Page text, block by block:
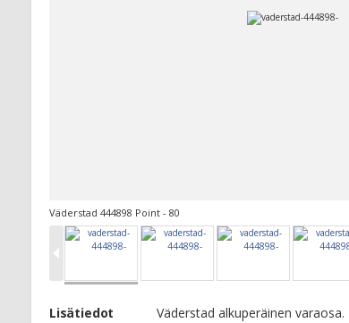
Väderstad 444898 Point - 80
Lisätiedot
Väderstad alkuperäinen varaosa.